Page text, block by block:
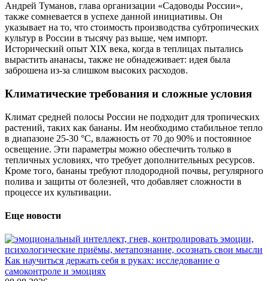
Андрей Туманов, глава организации «Садоводы России»,
также сомневается в успехе данной инициативы. Он
указывает на то, что стоимость производства субтропических
культур в России в тысячу раз выше, чем импорт.
Исторический опыт XIX века, когда в теплицах пытались
вырастить ананасы, также не обнадеживает: идея была
заброшена из-за слишком высоких расходов.
Климатические требования и сложные условия
Климат средней полосы России не подходит для тропических
растений, таких как бананы. Им необходимо стабильное тепло
в диапазоне 25-30 °C, влажность от 70 до 90% и постоянное
освещение. Эти параметры можно обеспечить только в
тепличных условиях, что требует дополнительных ресурсов.
Кроме того, бананы требуют плодородной почвы, регулярного
полива и защиты от болезней, что добавляет сложности в
процессе их культивации.
Еще новости
Как научиться держать себя в руках: исследование о
самоконтроле и эмоциях